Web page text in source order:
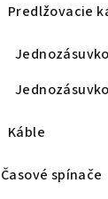
Predlžovacie
Káble
Časové spínače